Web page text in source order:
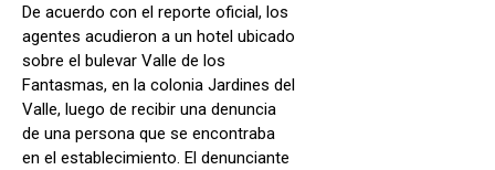
De acuerdo con el reporte oficial, los
agentes acudieron a un hotel ubicado
sobre el bulevar Valle de los
Fantasmas, en la colonia Jardines del
Valle, luego de recibir una denuncia
de una persona que se encontraba
en el establecimiento. El denunciante